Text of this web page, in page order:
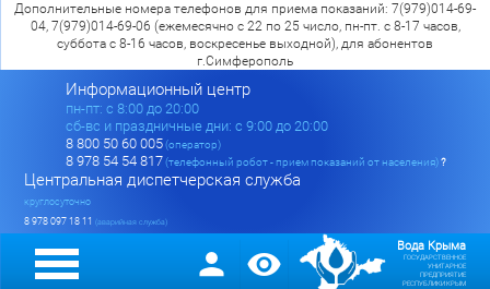
Дополнительные номера телефонов для приема показаний: 7(979)014-69-
04, 7(979)014-69-06 (ежемесячно с 22 по 25 число, пн-пт. с 8-17 часов,
суббота с 8-16 часов, воскресенье выходной), для абонентов
г.Симферополь
Информационный центр
пн-пт: c 8:00 до 20:00
сб-вс и праздничные дни: с 9:00 до 20:00
8 800 50 60 005(оператор)
8 978 54 54 817(телефонный робот - прием показаний от населения)?
Центральная диспетчерская служба
круглосуточно
8 978 097 18 11 (аварийная служба)
Вода Крыма
ГОСУДАРСТВЕННОЕ
УНИТАРНОЕ
ПРЕДПРИЯТИЕ
РЕСПУБЛИКИ КРЫМ